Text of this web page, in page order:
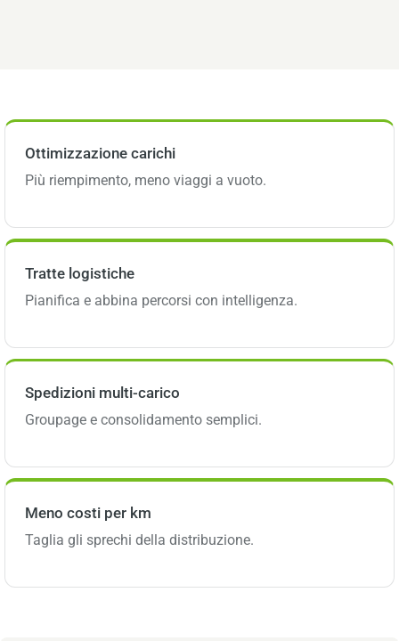
Ottimizzazione carichi
Più riempimento, meno viaggi a vuoto.
Tratte logistiche
Pianifica e abbina percorsi con intelligenza.
Spedizioni multi-carico
Groupage e consolidamento semplici.
Meno costi per km
Taglia gli sprechi della distribuzione.